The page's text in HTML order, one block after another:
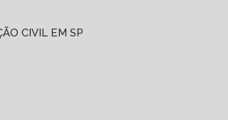
CIVIL EM SP